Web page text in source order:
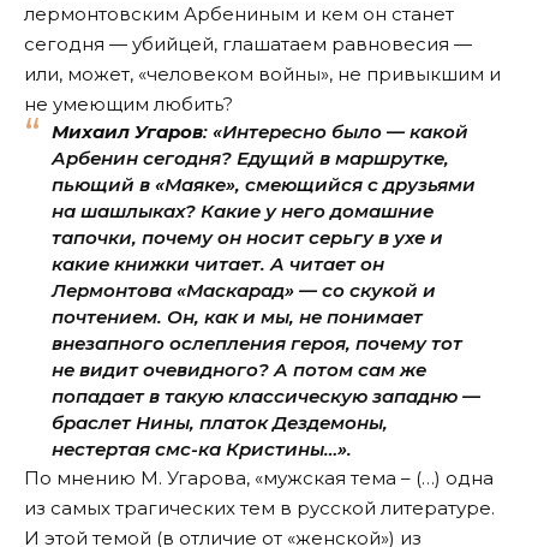
лермонтовским Арбениным и кем он станет
сегодня — убийцей, глашатаем равновесия —
или, может, «человеком войны», не привыкшим и
не умеющим любить?
Михаил Угаров: «Интересно было — какой
Арбенин сегодня? Едущий в маршрутке,
пьющий в «Маяке», смеющийся с друзьями
на шашлыках? Какие у него домашние
тапочки, почему он носит серьгу в ухе и
какие книжки читает. А читает он
Лермонтова «Маскарад» — со скукой и
почтением. Он, как и мы, не понимает
внезапного ослепления героя, почему тот
не видит очевидного? А потом сам же
попадает в такую классическую западню —
браслет Нины, платок Дездемоны,
нестертая смс-ка Кристины…».
По мнению М. Угарова, «мужская тема – (…) одна
из самых трагических тем в русской литературе.
И этой темой (в отличие от «женской») из